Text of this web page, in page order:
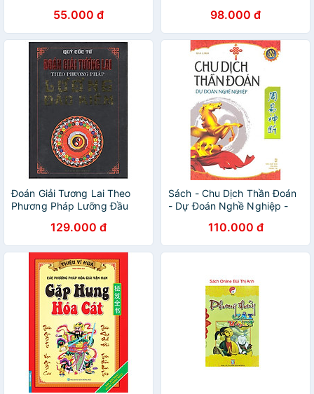
55.000 đ 98.000 đ
Đoán Giải Tương Lai Theo
Phương Pháp Lưỡng Đầu
129.000 đ
Sách - Chu Dịch Thần Đoán
- Dự Đoán Nghề Nghiệp -
110.000 đ